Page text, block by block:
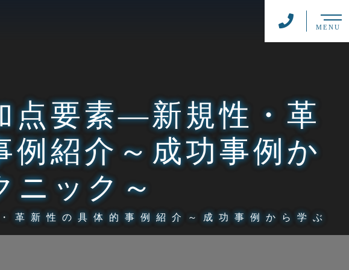
MENU
点要素―新規性・革
例紹介～成功事例か
ニック～
革新性の具体的事例紹介～成功事例から学ぶ